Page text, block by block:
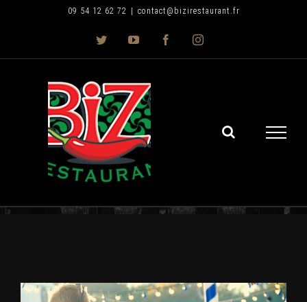
content
09 54 12 62 72 contact@bizirestaurant.fr
Twitter YouTubeFacebook
Voir